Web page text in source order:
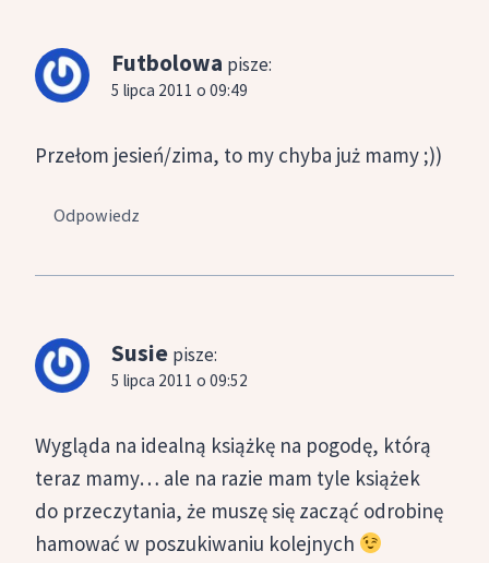
Futbolowa pisze:
5 lipca 2011 o 09:49
Przełom jesień/zima, to my chyba już mamy ;))
Odpowiedz
Susie pisze:
5 lipca 2011 o 09:52
Wygląda na idealną książkę na pogodę, którą
teraz mamy… ale na razie mam tyle książek
do przeczytania, że muszę się zacząć odrobinę
hamować w poszukiwaniu kolejnych